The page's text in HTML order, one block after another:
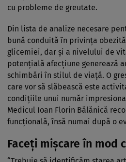
cu probleme de greutate.
Din lista de analize necesare
bună conduită în privinţa
glicemiei, dar şi a nivelului de
potenţială afecţiune generează
schimbări în stilul de viaţă. O
care vor să slăbească este
condiţiile unui număr
Medicul Ioan Florin Bălănică
funcţională, însă numai după o
Faceţi mişcare în mod